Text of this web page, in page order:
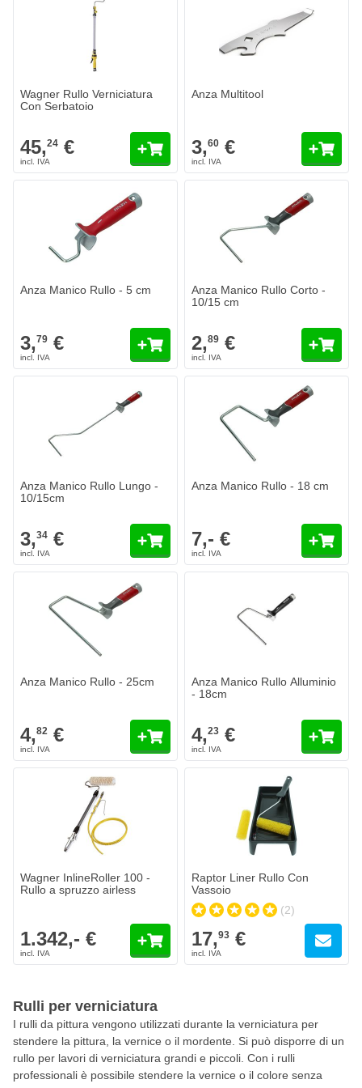
Wagner Rullo Verniciatura
Con Serbatoio
45,24 €
Anza Multitool
3,60 €
Anza Manico Rullo - 5 cm
3,79 €
Anza Manico Rullo Corto -
10/15 cm
2,89 €
Anza Manico Rullo Lungo -
10/15cm
3,34 €
Anza Manico Rullo - 18 cm
7,- €
Anza Manico Rullo - 25cm
4,82 €
Anza Manico Rullo Alluminio
- 18cm
4,23 €
Wagner InlineRoller 100 -
Rullo a spruzzo airless
1.342,- €
Raptor Liner Rullo Con
Vassoio
(2)
17,93 €
Rulli per verniciatura
I rulli da pittura vengono utilizzati durante la verniciatura per
stendere la pittura, la vernice o il mordente. Si può disporre di un
rullo per lavori di verniciatura grandi e piccoli. Con i rulli
professionali è possibile stendere la vernice o il colore senza